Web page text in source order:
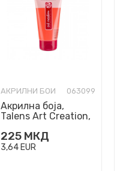
АКРИЛНИ БОИ 063099
Акрилна боја,
Talens Art Creation,
75ml
225 МКД
3,64 EUR